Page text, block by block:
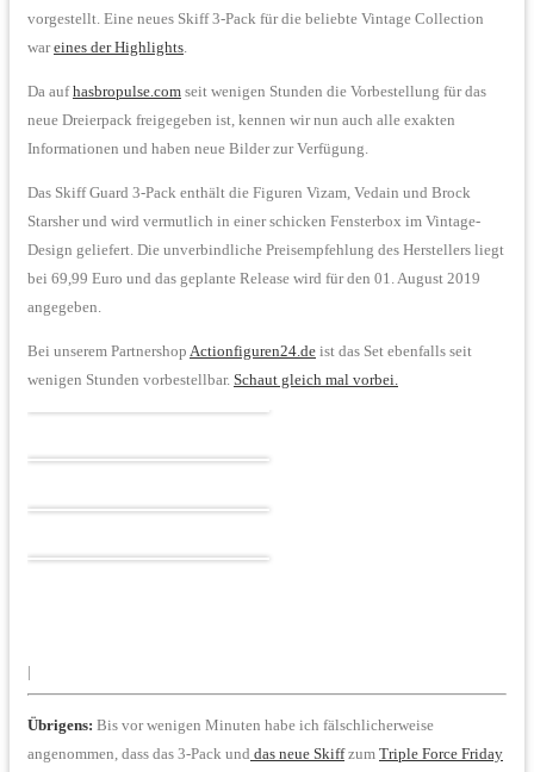
vorgestellt. Eine neues Skiff 3-Pack für die beliebte Vintage Collection
wareines der Highlights
Da aufhasbropulse.com seit wenigen Stunden die Vorbestellung für das
neue Dreierpack freigegeben ist, kennen wir nun auch alle exakten
Informationen und haben neue Bilder zur Verfügung.
Das Skiff Guard 3-Pack enthält die Figuren Vizam, Vedain und Brock
Starsher und wird vermutlich in einer schicken Fensterbox im Vintage-
Design geliefert. Die unverbindliche Preisempfehlung des Herstellers liegt
bei 69,99 Euro und das geplante Release wird für den 01. August 2019
angegeben.
Bei unserem Partnershop Actionfiguren24.de ist das Set ebenfalls seit
wenigen Stunden vorbestellbar. Schaut gleich mal vorbei.
|
Übrigens: Bis vor wenigen Minuten habe ich fälschlicherweise
angenommen, dass das 3-Pack und das neue Skiffzum Triple Force Friday